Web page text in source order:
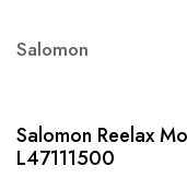
Salomon
Salomon Reelax
L47111500